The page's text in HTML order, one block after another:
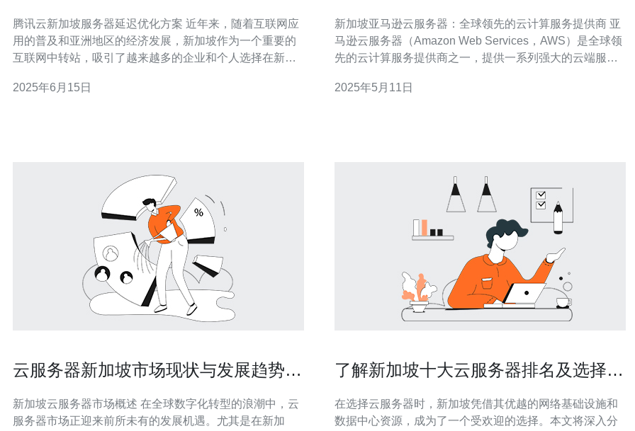
腾讯云新加坡服务器延迟优化方案 近年来，随着互联网应
用的普及和亚洲地区的经济发展，新加坡作为一个重要的
互联网中转站，吸引了越来越多的企业和个人选择在新加
服务器时遇到了延迟较高的问题，影响了他们的网络体
2025年6月15日
新加坡亚马逊云服务器：全球领先的云计算服务提供商 亚
马逊云服务器（Amazon Web Services，AWS）是全球领
先的云计算服务提供商之一，提供一系列强大的云端服
器学习等服务。新加坡作为亚太地区的重要城市，拥有亚
2025年5月11日
云服务器新加坡市场现状与发展趋势探
新加坡云服务器市场概述 在全球数字化转型的浪潮中，云
服务器市场正迎来前所未有的发展机遇。尤其是在新加
了解新加坡十大云服务器排名及选择技
在选择云服务器时，新加坡凭借其优越的网络基础设施和
数据中心资源，成为了一个受欢迎的选择。本文将深入分